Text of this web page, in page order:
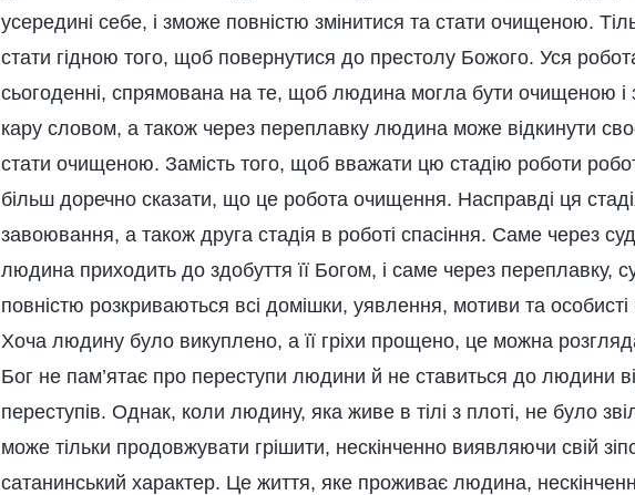
усередині себе, і зможе повністю змінитися та стати очищеною.
стати гідною того, щоб повернутися до престолу Божого. Уся
сьогоденні, спрямована на те, щоб людина могла бути очищеною і
кару словом, а також через переплавку людина може відкинути
стати очищеною. Замість того, щоб вважати цю стадію роботи
більш доречно сказати, що це робота очищення. Насправді ця
завоювання, а також друга стадія в роботі спасіння. Саме через
людина приходить до здобуття її Богом, і саме через переплавку,
повністю розкриваються всі домішки, уявлення, мотиви та особисті
Хоча людину було викуплено, а її гріхи прощено, це можна
Бог не пам’ятає про переступи людини й не ставиться до людини
переступів. Однак, коли людину, яка живе в тілі з плоті, не було
може тільки продовжувати грішити, нескінченно виявляючи свій
сатанинський характер. Це життя, яке проживає людина,